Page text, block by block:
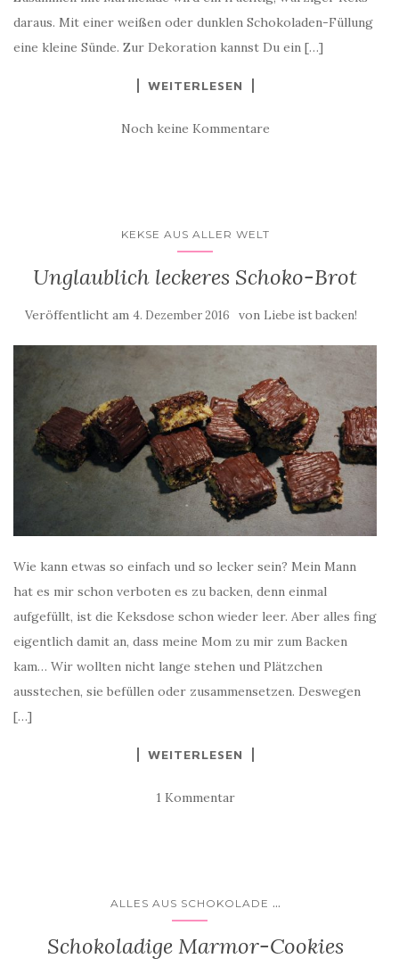
daraus. Mit einer weißen oder dunklen Schokoladen-Füllung
eine kleine Sünde. Zur Dekoration kannst Du ein […]
WEITERLESEN
Noch keine Kommentare
KEKSE AUS ALLER WELT
Unglaublich leckeres Schoko-Brot
Veröffentlicht am 4. Dezember 2016 von Liebe ist backen!
Wie kann etwas so einfach und so lecker sein? Mein Mann
hat es mir schon verboten es zu backen, denn einmal
aufgefüllt, ist die Keksdose schon wieder leer. Aber alles fing
eigentlich damit an, dass meine Mom zu mir zum Backen
kam… Wir wollten nicht lange stehen und Plätzchen
ausstechen, sie befüllen oder zusammensetzen. Deswegen
[…]
WEITERLESEN
1 Kommentar
ALLES AUS SCHOKOLADE ...
Schokoladige Marmor-Cookies